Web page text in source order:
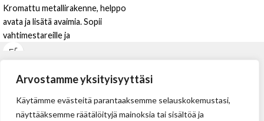
Arvostamme yksityisyyttäsi
Käytämme evästeitä parantaaksemme selauskokemustasi,
näyttääksemme räätälöityjä mainoksia tai sisältöä ja
Kromattu metallirakenne, helppo
avata ja lisätä avaimia. Sopii
vahtimestareille ja
kiinteistönhoitoon.